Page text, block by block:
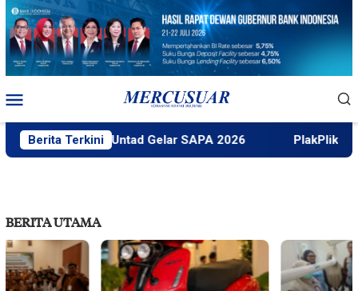
Loncat
konten
Mobile
Berita Terkini
Faktek Untad Gelar SAPA 2026 PlakPlik
BERITA UTAMA